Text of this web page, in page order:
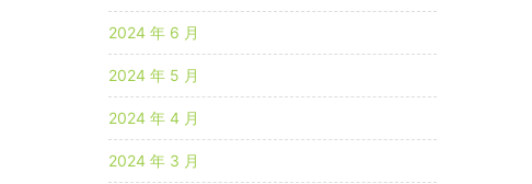
2024 年 6 月
2024 年 5 月
2024 年 4 月
2024 年 3 月